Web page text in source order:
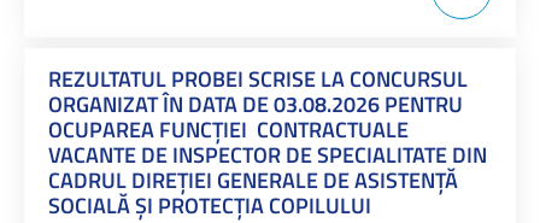
REZULTATUL PROBEI SCRISE LA CONCURSUL
ORGANIZAT ÎN DATA DE 03.08.2026 PENTRU
OCUPAREA FUNCȚIEI CONTRACTUALE
VACANTE DE INSPECTOR DE SPECIALITATE DIN
CADRUL DIREȚIEI GENERALE DE ASISTENȚĂ
SOCIALĂ ȘI PROTECȚIA COPILULUI